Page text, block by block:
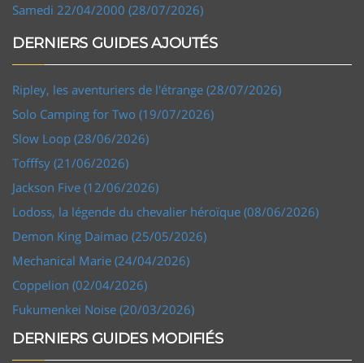
Samedi 22/04/2000 (28/07/2026)
DERNIERS GUIDES AJOUTÉS
Ripley, les aventuriers de l'étrange (28/07/2026)
Solo Camping for Two (19/07/2026)
Slow Loop (28/06/2026)
Tofffsy (21/06/2026)
Jackson Five (12/06/2026)
Lodoss, la légende du chevalier héroïque (08/06/2026)
Demon King Daimao (25/05/2026)
Mechanical Marie (24/04/2026)
Coppelion (02/04/2026)
Fukumenkei Noise (20/03/2026)
DERNIERS GUIDES MODIFIÉS